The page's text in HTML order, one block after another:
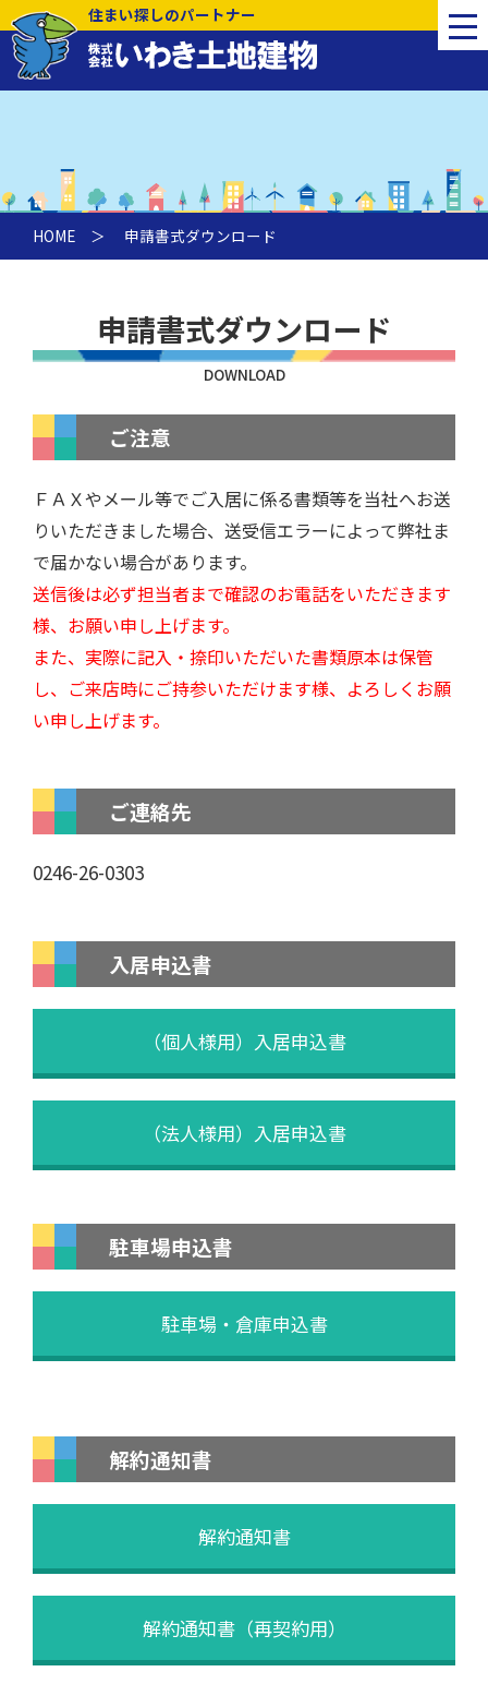
住まい探しのパートナー
HOME ＞ 申請書式ダウンロード
申請書式ダウンロード
DOWNLOAD
ご注意
ＦＡＸやメール等でご入居に係る書類等を当社へお送
りいただきました場合、送受信エラーによって弊社ま
で届かない場合があります。
送信後は必ず担当者まで確認のお電話をいただきます
様、お願い申し上げます。
また、実際に記入・捺印いただいた書類原本は保管
し、ご来店時にご持参いただけます様、よろしくお願
い申し上げます。
ご連絡先
0246-26-0303
入居申込書
（個人様用）入居申込書
（法人様用）入居申込書
駐車場申込書
駐車場・倉庫申込書
解約通知書
解約通知書
解約通知書（再契約用）